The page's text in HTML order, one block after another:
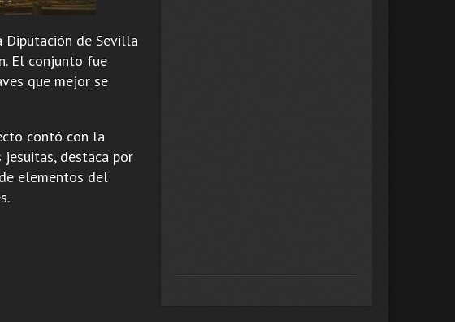
Diputación de Sevilla
El conjunto fue
que mejor se
contó con la
destaca por
elementos del